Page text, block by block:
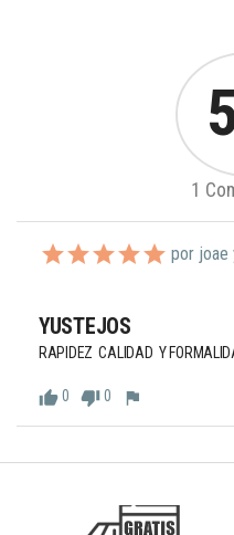
1
por joae
YUSTEJOS
RAPIDEZ  CALIDAD  Y
thumb_up0 thumb_down0 flag